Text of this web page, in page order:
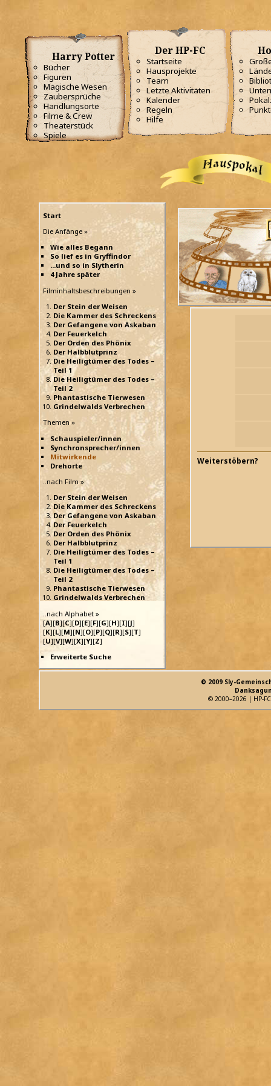
Harry Potter
Bücher
Figuren
Magische Wesen
Zaubersprüche
Handlungsorte
Filme & Crew
Theaterstück
Spiele
Der HP-FC
Startseite
Hausprojekte
Team
Letzte Aktivitäten
Kalender
Regeln
Hilfe
Start
Die Anfänge »
Wie alles Begann
So lief es in Gryffindor
...und so in Slytherin
4 Jahre später
Filminhaltsbeschreibungen »
Der Stein der Weisen
Die Kammer des Schreckens
Der Gefangene von Askaban
Der Feuerkelch
Der Orden des Phönix
Der Halbblutprinz
Die Heiligtümer des Todes –
Teil 1
Die Heiligtümer des Todes –
Teil 2
Phantastische Tierwesen
Grindelwalds Verbrechen
Themen »
Schauspieler/innen
Synchronsprecher/innen
Mitwirkende
Drehorte
..nach Film »
Der Stein der Weisen
Die Kammer des Schreckens
Der Gefangene von Askaban
Der Feuerkelch
Der Orden des Phönix
Der Halbblutprinz
Die Heiligtümer des Todes –
Teil 1
Die Heiligtümer des Todes –
Teil 2
Phantastische Tierwesen
Grindelwalds Verbrechen
..nach Alphabet »
[A][B][C][D][E][F][G][H][I][J]
[K][L][M][N][O][P][Q][R][S][T]
[U][V][W][X][Y][Z]
Erweiterte Suche
Weiterstöbern?
© 2009 Sly-
© 2000–2026 | HP-